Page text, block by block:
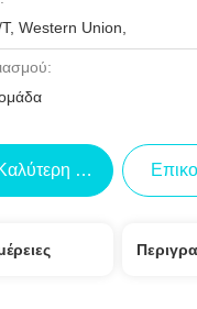
Western Union,
Τιμή